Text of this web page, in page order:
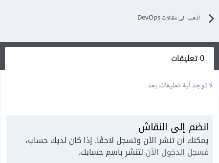
اذهب الى مقالات DevOps
0 تعليقات
لا توجد أية تعليقات بعد
انضم إلى النقاش
يمكنك أن تنشر الآن وتسجل لاحقًا. إذا كان لديك حساب،
فسجل الدخول الآن لتنشر باسم حسابك.